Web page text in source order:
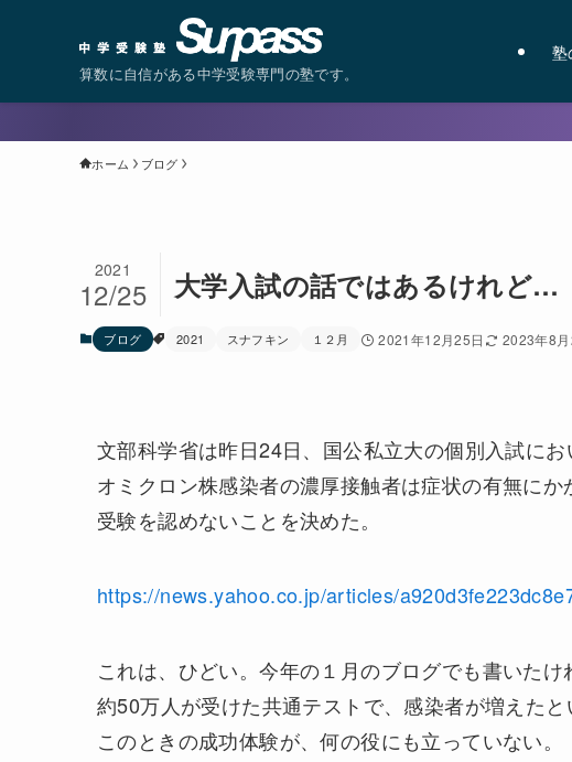
算数に自信がある中学受験専門の塾です。
塾
ホーム ブログ
大学入試の話ではあるけれど…
2021
12/25
ブログ 2021 スナフキン １２月 2021年12月25日 2023年8月
文部科学省は昨日24日、国公私立大の個別入試にお
オミクロン株感染者の濃厚接触者は症状の有無にか
受験を認めないことを決めた。
https://news.yahoo.co.jp/articles/
これは、ひどい。今年の１月のブログでも書いたけ
約50万人が受けた共通テストで、感染者が増えたと
このときの成功体験が、何の役にも立っていない。